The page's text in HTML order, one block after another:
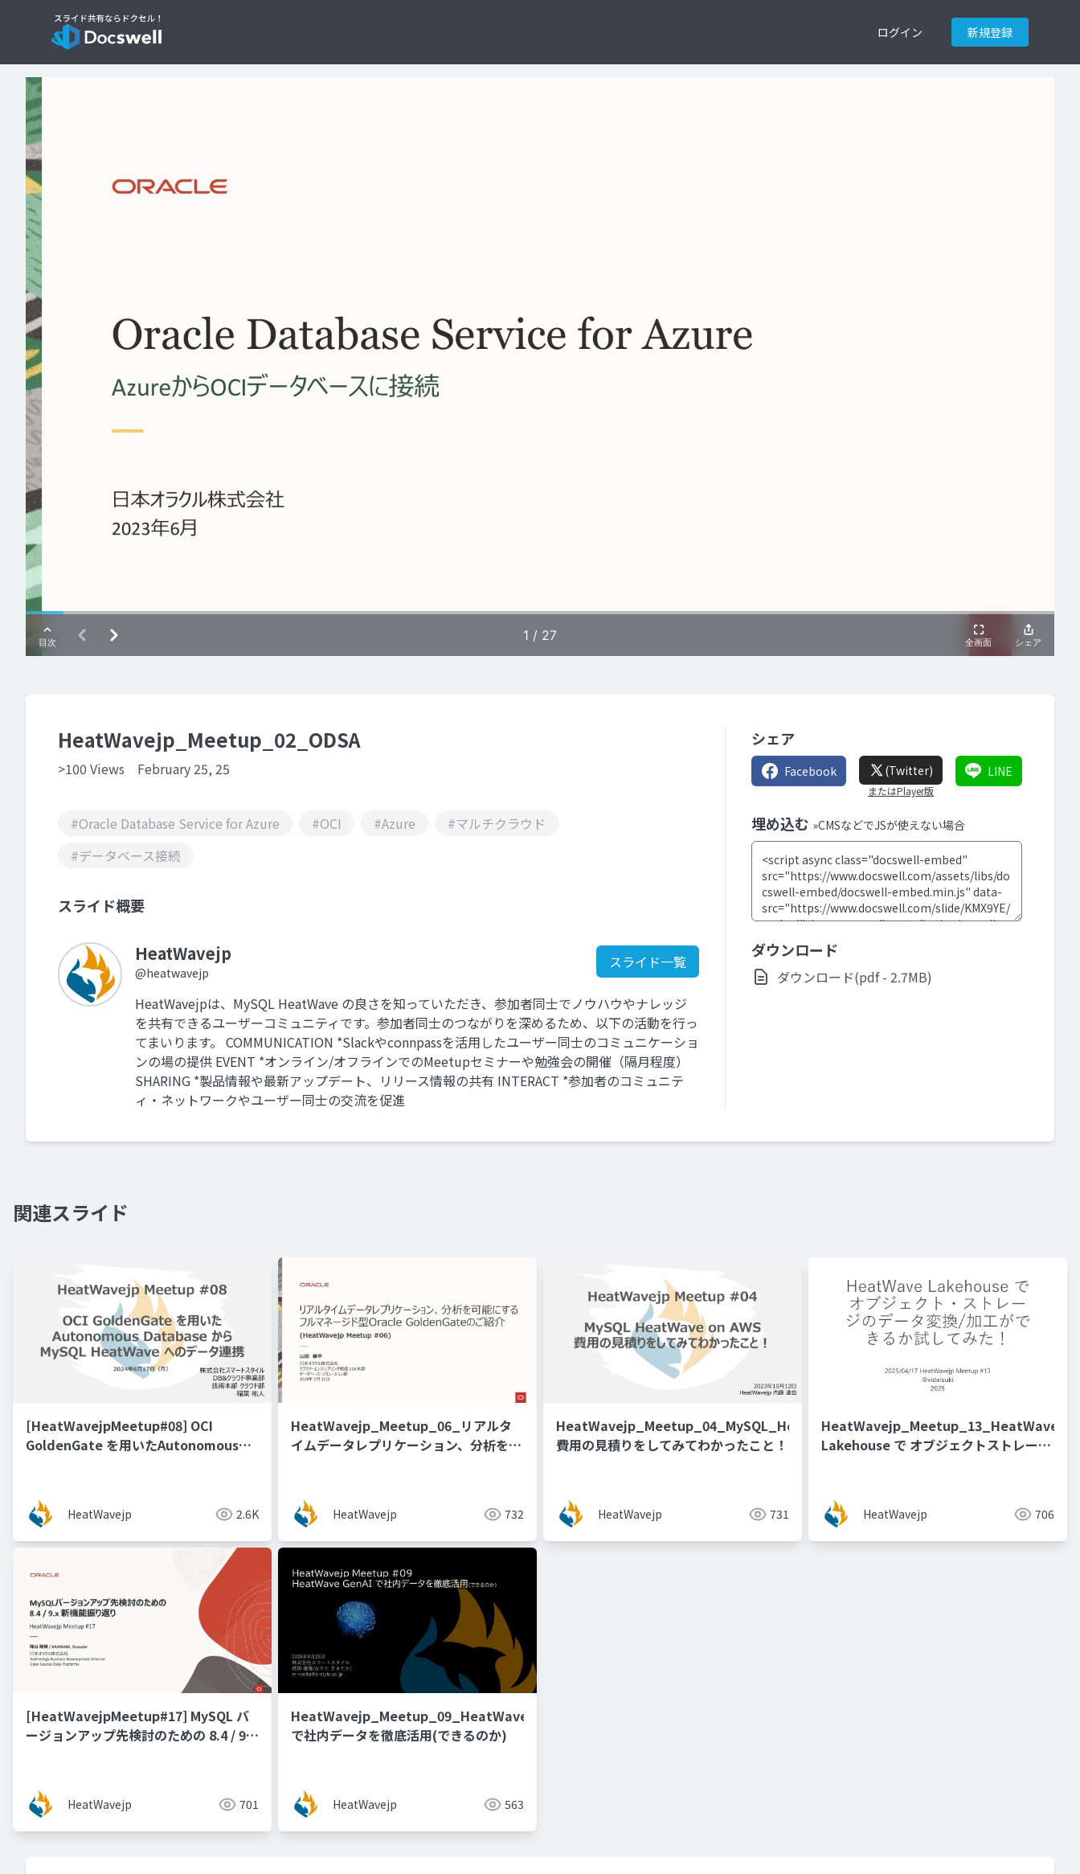
ログイン 新規登録
HeatWavejp_Meetup_02_ODSA
>100 Views February 25, 25
#Oracle Database Service for Azure #OCI #Azure
#マルチクラウド
#データベース接続
スライド概要
HeatWavejp
@heatwavejp
スライド一覧
HeatWavejpは、MySQL HeatWave の良さを知っていただき、参加者同士でノウハウやナレッジ
を共有できるユーザーコミュニティです。参加者同士のつながりを深めるため、以下の活動を行っ
てまいります。 COMMUNICATION *Slackやconnpassを活用したユーザー同士のコミュニケーショ
ンの場の提供 EVENT *オンライン/オフラインでのMeetupセミナーや勉強会の開催（隔月程度）
SHARING *製品情報や最新アップデート、リリース情報の共有 INTERACT *参加者のコミュニテ
ィ・ネットワークやユーザー同士の交流を促進
シェア
Facebook (Twitter)
またはPlayer版
LINE
埋め込む »CMSなどでJSが使えない場合
ダウンロード
ダウンロード(pdf - 2.7MB)
関連スライド
[HeatWavejpMeetup#08] OCI
GoldenGate を用いたAutonomous
スタイル）]
HeatWavejp 2.6K
HeatWavejp_Meetup_06_リアルタ
イムデータレプリケーション、分析を可
HeatWavejp 732
HeatWavejp_Meetup_04_MySQL_HeatWave_on_AWS_
費用の見積りをしてみてわかったこと！
HeatWavejp 731
HeatWavejp_Meetup_13_HeatWave
Lakehouse で オブジェクトストレージ
HeatWavejp 706
[HeatWavejpMeetup#17] MySQL バ
ージョンアップ先検討のための 8.4 / 9.x
HeatWavejp 701
HeatWavejp_Meetup_09_HeatWaveGenAI
で社内データを徹底活用(できるのか)
HeatWavejp 563